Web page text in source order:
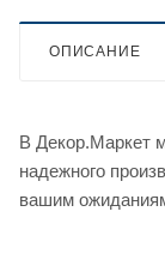
ОПИСАНИЕ
В Декор.Маркет
надежного
вашим